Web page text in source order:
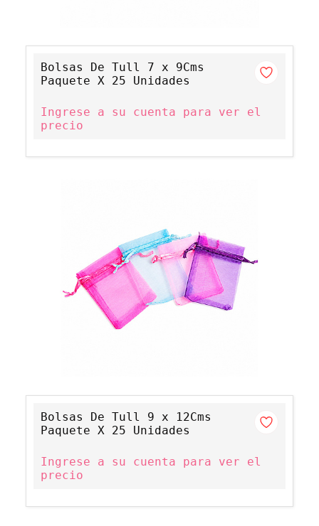
Bolsas De Tull 7 x 9Cms
Paquete X 25 Unidades
Ingrese a su cuenta para ver el
precio
Bolsas De Tull 9 x 12Cms
Paquete X 25 Unidades
Ingrese a su cuenta para ver el
precio